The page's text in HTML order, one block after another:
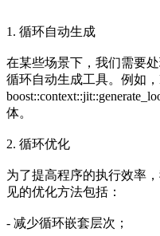
1. 循环自动生成
在某些场景下，我们需要
循环自动生成工具。例如
体。
2. 循环优化
为了提高程序的执行效率
见的优化方法包括：
- 减少循环嵌套层次；